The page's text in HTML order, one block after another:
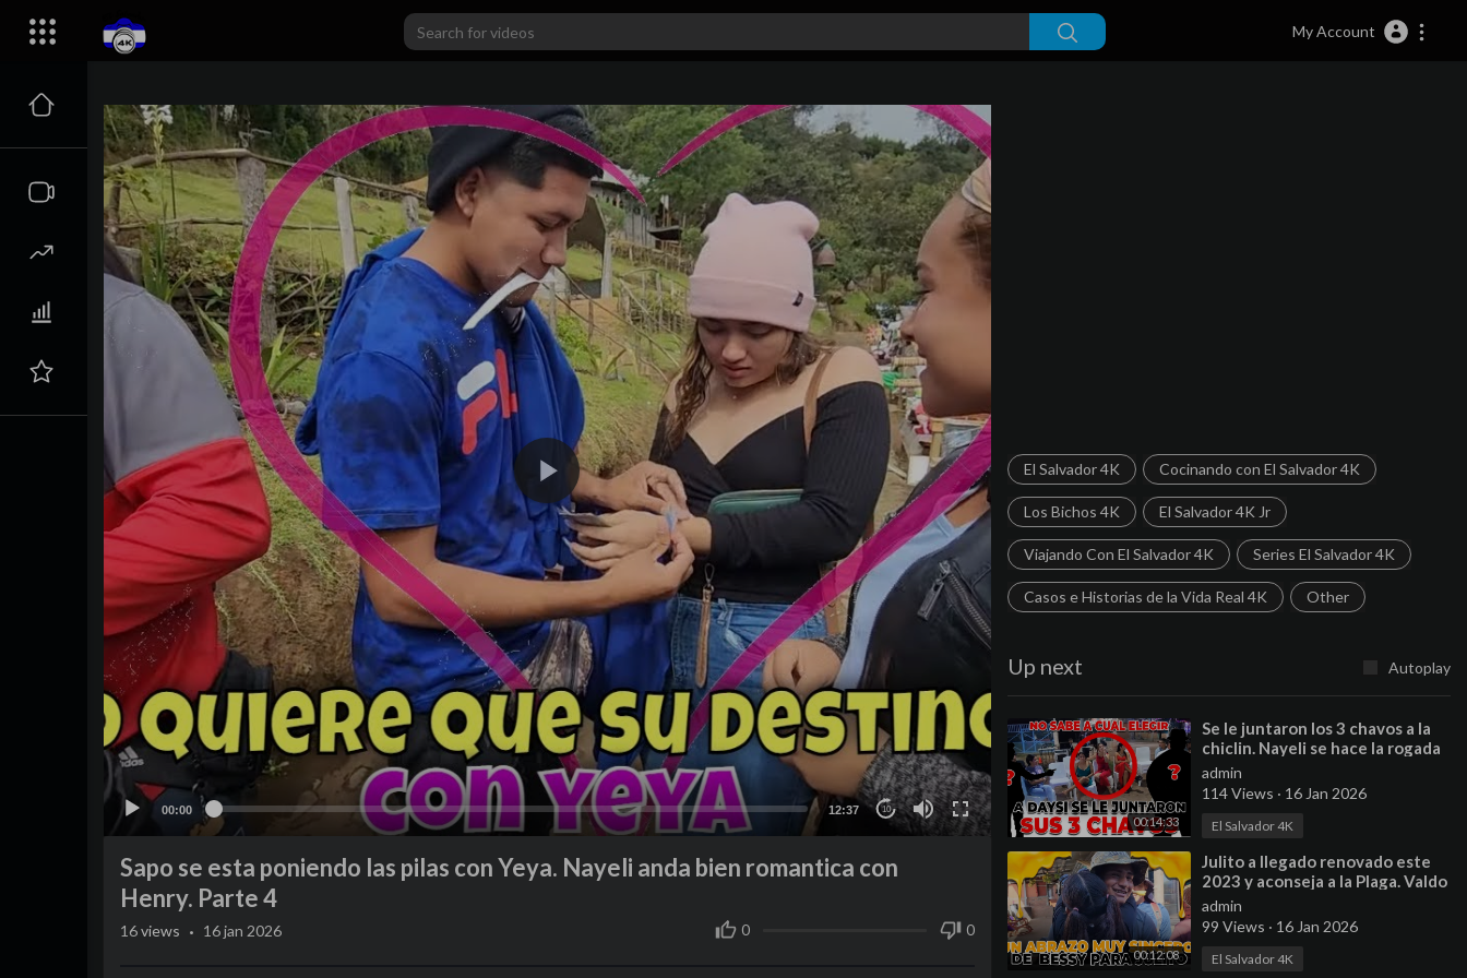
My Account
00:00 12:37 10
El Salvador 4K Cocinando con El Salvador 4K
Los Bichos 4K El Salvador 4K Jr
Viajando Con El Salvador 4K Series El Salvador 4K
Casos e Historias de la Vida Real 4K Other
Up next Autoplay
00:14:33
⁣Se le juntaron los 3 chavos a la
chiclin. Nayeli se hace la rogada
para que le tomen foto.
admin
114 Views · 16 Jan 2026
El Salvador 4K
00:12:08
⁣Julito a llegado renovado este
2023 y aconseja a la Plaga. Valdo
se está enamorando de otra
chica.
admin
99 Views · 16 Jan 2026
El Salvador 4K
Sapo se esta poniendo las pilas con Yeya. Nayeli anda bien romantica con
Henry. Parte 4
0 0
16views · 16 jan 2026